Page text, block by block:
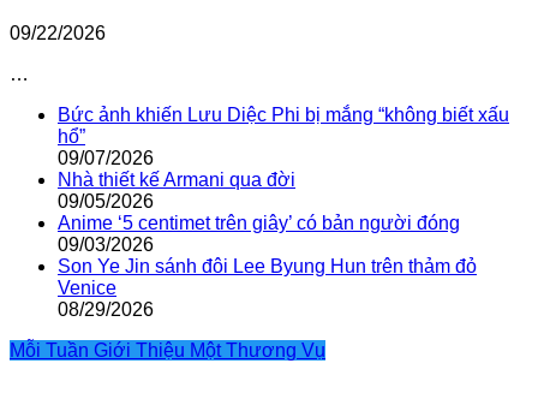
09/22/2026
…
Bức ảnh khiến Lưu Diệc Phi bị mắng “không biết xấu
hổ”
09/07/2026
Nhà thiết kế Armani qua đời
09/05/2026
Anime ‘5 centimet trên giây’ có bản người đóng
09/03/2026
Son Ye Jin sánh đôi Lee Byung Hun trên thảm đỏ
Venice
08/29/2026
Mỗi Tuần Giới Thiệu Một Thương Vụ